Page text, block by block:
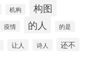
机构 构图
疫情 的人 的是
让人 诗人
还不